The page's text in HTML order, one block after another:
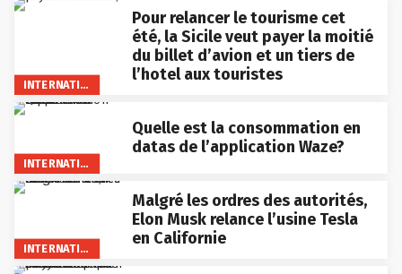
INTERNATIONAL
Pour relancer le tourisme cet
été, la Sicile veut payer la moitié
du billet d’avion et un tiers de
l’hotel aux touristes
INTERNATIONAL
Quelle est la consommation en
datas de l’application Waze?
INTERNATIONAL
Malgré les ordres des autorités,
Elon Musk relance l’usine Tesla
en Californie